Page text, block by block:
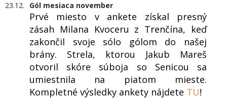
23.12. Gól mesiaca november
Prvé miesto v ankete získal presný
zásah Milana Kvoceru z Trenčína, keď
zakončil svoje sólo gólom do našej
brány. Strela, ktorou Jakub Mareš
otvoril skóre súboja so Senicou sa
umiestnila na piatom mieste.
Kompletné výsledky ankety nájdete TU!